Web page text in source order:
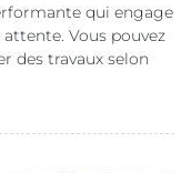
qui engage
Vous pouvez
des travaux selon